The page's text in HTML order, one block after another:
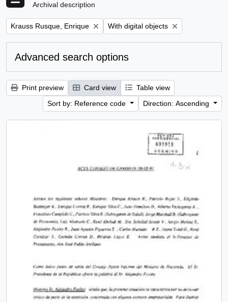
Archival description
Remove filter:
Krauss Rusque, Enrique Remove filter:
With digital objects
Advanced search options
Print preview Card view
Table view
Sort by: Reference code
Direction: Ascending